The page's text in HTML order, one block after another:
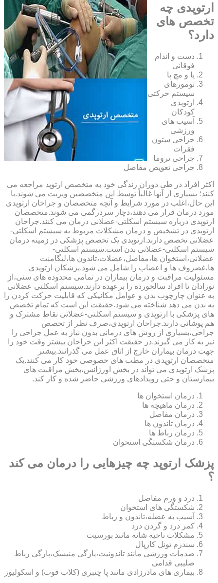
ارتوپدی چه
تخصص های
دارد؟
دست و اندام
فوقانی
پا و مچ پا
تومورهای
سیستم حرکتی
ارتوپدی
کودکان
آسیب های
ورزشی
جراحی ستون
فقرات
جراحی تروما
جراحی تعویض مفاصل
اکثر افراد در طی دوران زندگی خود به متخصص ارتوپد مراجعه می
کنند؛ بسیاری از آنها غالباً توسط این متخصصین ویزیت می شوند.با
این حال،اغلب در مورد شرایط و آنچه متخصصان و جراحان ارتوپدی
مورد درمان قرار می دهند،دچار سردرگمی می شوند.متخصصان
ارتوپدی درباره سیستم اسکلتی-عضلانی درمان می کنند.جراحان
ارتوپدی در تشخیص و درمان مشکلات مربوط به سیستم اسکلتی-
عضلانی تخصص دارند.ارتوپدی یک تخصص پزشکی در زمینه درمان
سیستم اسکلتی-عضلانی بدن است.سیستم اسکلتی-
عضلانی،استخوان ها،مفاصل،عضلات،تاندون ها،لیگامنت
ها،غضروف ها و اعصاب را شامل می شود.پزشکان ارتوپدی
مسئولیت مراقبت و درمان بیماران در تمامی محدوده های سنی،از
نوزادان تا افراد سالخورده را برعهده دارند.سیستم اسکلتی عضلانی
به عنوان چارچوب بدن و عوامل مکانیکی که قابلیت حرکت کردن را
به بدن می دهد شناخته می شود.حقیقت این است که تمام تخصص
های پزشکی با ارتوپدی و سیستم اسکلتی-عضلانی نقاط مشترک و
هم پوشانی دارند.جراحان ارتوپدی،صرف نظر از تخصص
جراحی،بسیاری از روش های درمانی بدون نیاز به عمل جراحی را
نیز به کار می گیرند.در حقیقت اکثر این جراحان بیشتر وقت خود را
جهت درمان بیماران خارج از اتاق عمل می گذرانند.بیشتر
متخصصان ارتوپدی در مطب های خصوصی خود کار می کنند.یک
پزشک ارتوپدی می تواند در بخش اورژانس،بخش مراقبت های
بیمارستان و حتی رویدادهای ورزشی حاضر شده و کار کند.
درمان استخوان ها
درمان ماهیچه ها
درمان مفاصل
درمان تاندون ها
درمان رباط ها
درمان شکستگی استخوان
پزشک ارتوپد چه چیزهایی را درمان می کند
؟
درد و ورم مفاصل
شکستگی های استخوان
آسیب به عضله،تاندون و رباط
کمر درد و گردن درد
مشکلات ناحیه شانه مانند بورسیت
سندرم تونل کارپال
صدمات ورزشی مانند تاندونیت،پارگی منیسک،پارگی رباط
صلیبی قدامی
بیماری های مادرزادی مانند پا چنبری (کلاب فوت) و اسکولیوز